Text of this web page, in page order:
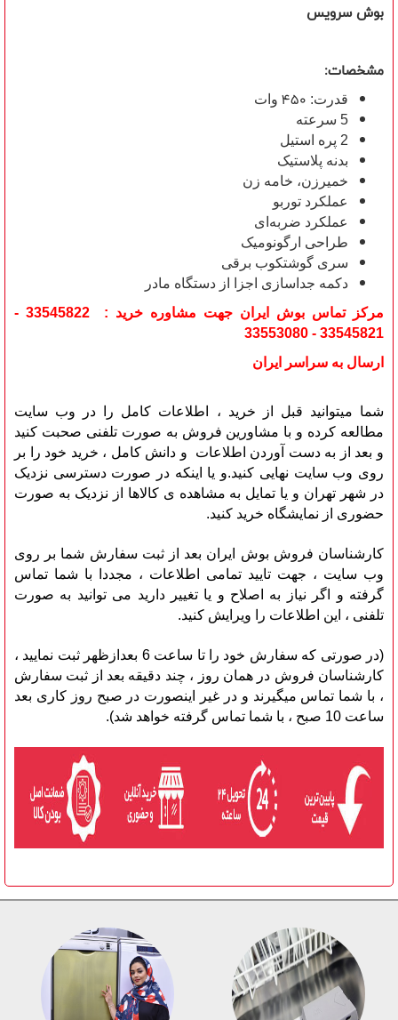
بوش سرویس
مشخصات:
قدرت: 450 وات
5 سرعته
2 پره استیل
بدنه پلاستیک
خمیرزن، خامه زن
عملکرد توربو
عملکرد ضربه‌ای
طراحی ارگونومیک
سری گوشتکوب برقی
دکمه جداسازی اجزا از دستگاه مادر
مرکز تماس بوش ایران جهت مشاوره خرید : 33545822 -
33545821 - 33553080
ارسال به سراسر ایران
شما میتوانید قبل از خرید ، اطلاعات کامل را در وب سایت
مطالعه کرده و با مشاورین فروش به صورت تلفنی صحبت کنید
و بعد از به دست آوردن اطلاعات و دانش کامل ، خرید خود را بر
روی وب سایت نهایی کنید.و یا اینکه در صورت دسترسی نزدیک
در شهر تهران و یا تمایل به مشاهده ی کالاها از نزدیک به صورت
حضوری از نمایشگاه خرید کنید.
کارشناسان فروش بوش ایران بعد از ثبت سفارش شما بر روی
وب سایت ، جهت تایید تمامی اطلاعات ، مجددا با شما تماس
گرفته و اگر نیاز به اصلاح و یا تغییر دارید می توانید به صورت
تلفنی ، این اطلاعات را ویرایش کنید.
(در صورتی که سفارش خود را تا ساعت 6 بعدازظهر ثبت نمایید ،
کارشناسان فروش در همان روز ، چند دقیقه بعد از ثبت سفارش
، با شما تماس میگیرند و در غیر اینصورت در صبح روز کاری بعد
ساعت 10 صبح ، با شما تماس گرفته خواهد شد).